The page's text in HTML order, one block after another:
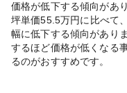
価格が低下する傾向があ
坪単価55.5万円に比べて
幅に低下する傾向があり
するほど価格が低くなる
るのがおすすめです。